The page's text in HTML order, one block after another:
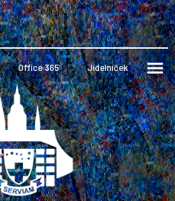
Office 365 Jídelníček